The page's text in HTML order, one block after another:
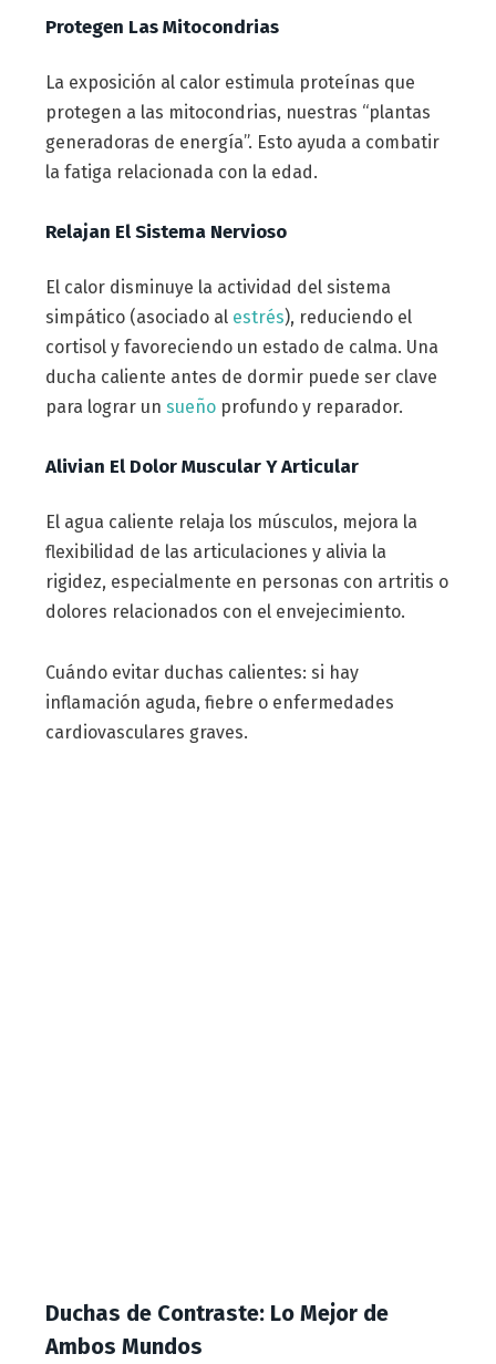
Protegen Las Mitocondrias
La exposición al calor estimula proteínas que
protegen a las mitocondrias, nuestras “plantas
generadoras de energía”. Esto ayuda a combatir
la fatiga relacionada con la edad.
Relajan El Sistema Nervioso
El calor disminuye la actividad del sistema
simpático (asociado al estrés), reduciendo el
cortisol y favoreciendo un estado de calma. Una
ducha caliente antes de dormir puede ser clave
para lograr un sueñoprofundo y reparador.
Alivian El Dolor Muscular Y Articular
El agua caliente relaja los músculos, mejora la
flexibilidad de las articulaciones y alivia la
rigidez, especialmente en personas con artritis o
dolores relacionados con el envejecimiento.
Cuándo evitar duchas calientes: si hay
inflamación aguda, fiebre o enfermedades
cardiovasculares graves.
Duchas de Contraste: Lo Mejor de
Ambos Mundos